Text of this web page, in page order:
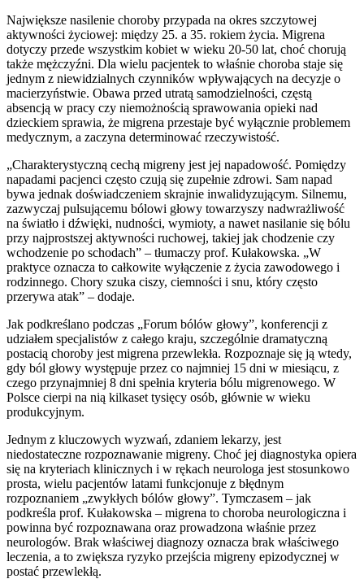
Największe nasilenie choroby przypada na okres szczytowej
aktywności życiowej: między 25. a 35. rokiem życia. Migrena
dotyczy przede wszystkim kobiet w wieku 20-50 lat, choć chorują
także mężczyźni. Dla wielu pacjentek to właśnie choroba staje się
jednym z niewidzialnych czynników wpływających na decyzje o
macierzyństwie. Obawa przed utratą samodzielności, częstą
absencją w pracy czy niemożnością sprawowania opieki nad
dzieckiem sprawia, że migrena przestaje być wyłącznie problemem
medycznym, a zaczyna determinować rzeczywistość.
„Charakterystyczną cechą migreny jest jej napadowość. Pomiędzy
napadami pacjenci często czują się zupełnie zdrowi. Sam napad
bywa jednak doświadczeniem skrajnie inwalidyzującym. Silnemu,
zazwyczaj pulsującemu bólowi głowy towarzyszy nadwrażliwość
na światło i dźwięki, nudności, wymioty, a nawet nasilanie się bólu
przy najprostszej aktywności ruchowej, takiej jak chodzenie czy
wchodzenie po schodach” – tłumaczy prof. Kułakowska. „W
praktyce oznacza to całkowite wyłączenie z życia zawodowego i
rodzinnego. Chory szuka ciszy, ciemności i snu, który często
przerywa atak” – dodaje.
Jak podkreślano podczas „Forum bólów głowy”, konferencji z
udziałem specjalistów z całego kraju, szczególnie dramatyczną
postacią choroby jest migrena przewlekła. Rozpoznaje się ją wtedy,
gdy ból głowy występuje przez co najmniej 15 dni w miesiącu, z
czego przynajmniej 8 dni spełnia kryteria bólu migrenowego. W
Polsce cierpi na nią kilkaset tysięcy osób, głównie w wieku
produkcyjnym.
Jednym z kluczowych wyzwań, zdaniem lekarzy, jest
niedostateczne rozpoznawanie migreny. Choć jej diagnostyka opiera
się na kryteriach klinicznych i w rękach neurologa jest stosunkowo
prosta, wielu pacjentów latami funkcjonuje z błędnym
rozpoznaniem „zwykłych bólów głowy”. Tymczasem – jak
podkreśla prof. Kułakowska – migrena to choroba neurologiczna i
powinna być rozpoznawana oraz prowadzona właśnie przez
neurologów. Brak właściwej diagnozy oznacza brak właściwego
leczenia, a to zwiększa ryzyko przejścia migreny epizodycznej w
postać przewlekłą.